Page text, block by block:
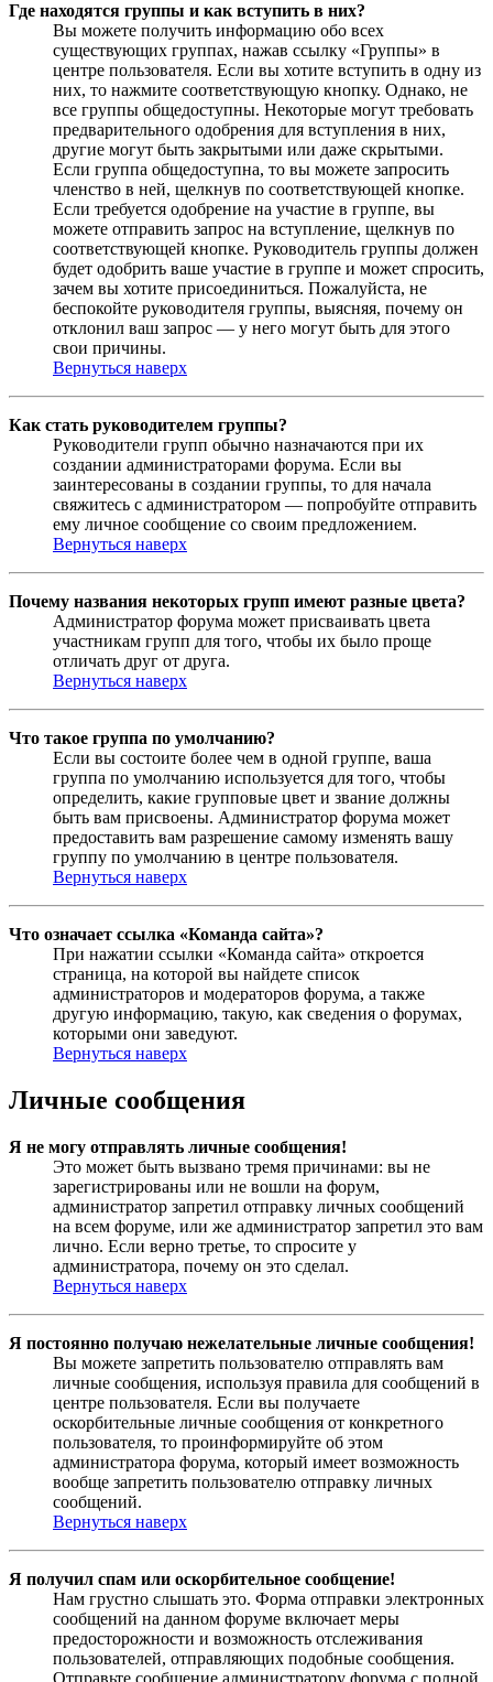
Где находятся группы и как вступить в них?
Вы можете получить информацию обо всех
существующих группах, нажав ссылку «Группы» в
центре пользователя. Если вы хотите вступить в одну из
них, то нажмите соответствующую кнопку. Однако, не
все группы общедоступны. Некоторые могут требовать
предварительного одобрения для вступления в них,
другие могут быть закрытыми или даже скрытыми.
Если группа общедоступна, то вы можете запросить
членство в ней, щелкнув по соответствующей кнопке.
Если требуется одобрение на участие в группе, вы
можете отправить запрос на вступление, щелкнув по
соответствующей кнопке. Руководитель группы должен
будет одобрить ваше участие в группе и может спросить,
зачем вы хотите присоединиться. Пожалуйста, не
беспокойте руководителя группы, выясняя, почему он
отклонил ваш запрос — у него могут быть для этого
свои причины.
Вернуться наверх
Как стать руководителем группы?
Руководители групп обычно назначаются при их
создании администраторами форума. Если вы
заинтересованы в создании группы, то для начала
свяжитесь с администратором — попробуйте отправить
ему личное сообщение со своим предложением.
Вернуться наверх
Почему названия некоторых групп имеют разные цвета?
Администратор форума может присваивать цвета
участникам групп для того, чтобы их было проще
отличать друг от друга.
Вернуться наверх
Что такое группа по умолчанию?
Если вы состоите более чем в одной группе, ваша
группа по умолчанию используется для того, чтобы
определить, какие групповые цвет и звание должны
быть вам присвоены. Администратор форума может
предоставить вам разрешение самому изменять вашу
группу по умолчанию в центре пользователя.
Вернуться наверх
Что означает ссылка «Команда сайта»?
При нажатии ссылки «Команда сайта» откроется
страница, на которой вы найдете список
администраторов и модераторов форума, а также
другую информацию, такую, как сведения о форумах,
которыми они заведуют.
Вернуться наверх
Личные сообщения
Я не могу отправлять личные сообщения!
Это может быть вызвано тремя причинами: вы не
зарегистрированы или не вошли на форум,
администратор запретил отправку личных сообщений
на всем форуме, или же администратор запретил это вам
лично. Если верно третье, то спросите у
администратора, почему он это сделал.
Вернуться наверх
Я постоянно получаю нежелательные личные сообщения!
Вы можете запретить пользователю отправлять вам
личные сообщения, используя правила для сообщений в
центре пользователя. Если вы получаете
оскорбительные личные сообщения от конкретного
пользователя, то проинформируйте об этом
администратора форума, который имеет возможность
вообще запретить пользователю отправку личных
сообщений.
Вернуться наверх
Я получил спам или оскорбительное сообщение!
Нам грустно слышать это. Форма отправки электронных
сообщений на данном форуме включает меры
предосторожности и возможность отслеживания
пользователей, отправляющих подобные сообщения.